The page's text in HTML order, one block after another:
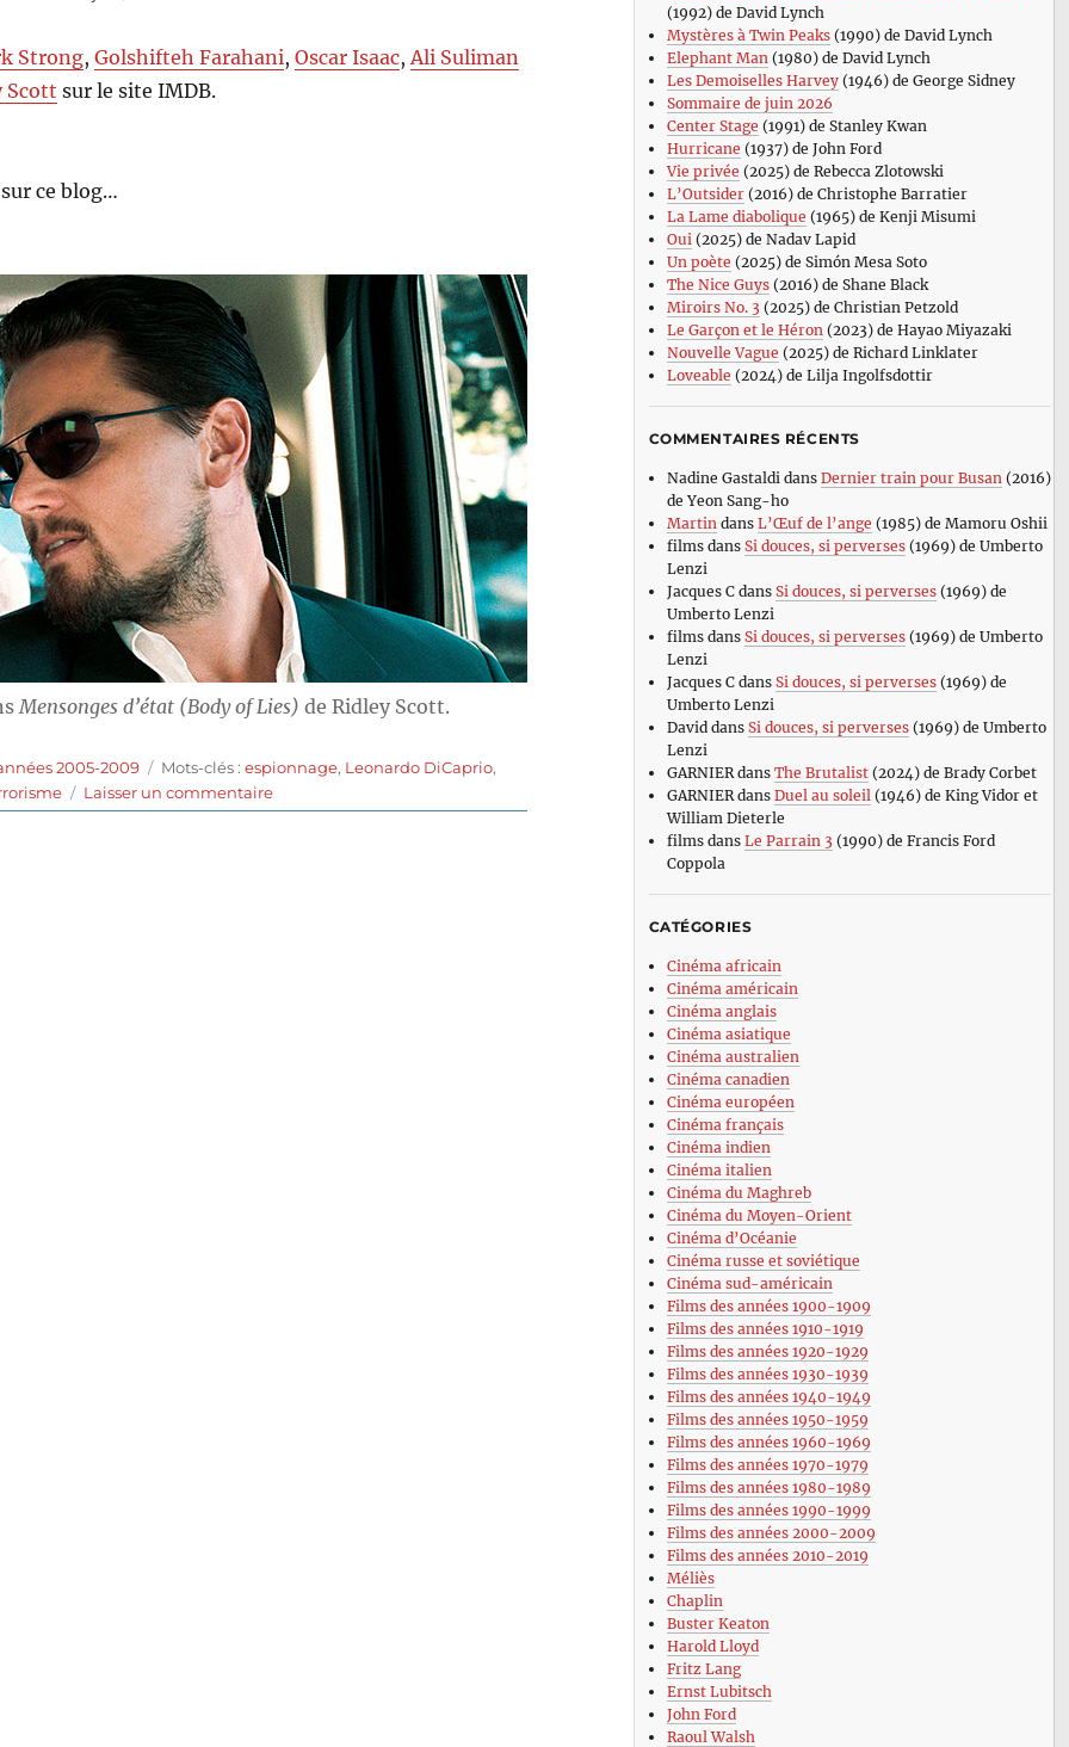
Strong,Golshifteh Farahani,Oscar Isaac, Ali Suliman
Scott sur le site IMDB.
ce blog…
Mensonges d’état (Body of Lies) de Ridley Scott.
2005-2009 Étiquettes
Mots-clés :espionnage, Leonardo DiCaprio,
Laisser un commentairesur
Mensonges
(1992) de David Lynch
Mystères à Twin Peaks(1990) de David Lynch
Elephant Man(1980) de David Lynch
Les Demoiselles Harvey(1946) de George Sidney
Sommaire de juin 2026
Center Stage (1991) de Stanley Kwan
Hurricane (1937) de John Ford
Vie privée (2025) de Rebecca Zlotowski
L’Outsider(2016) de Christophe Barratier
La Lame diabolique (1965) de Kenji Misumi
Oui(2025) de Nadav Lapid
Un poète (2025) de Simón Mesa Soto
The Nice Guys(2016) de Shane Black
Miroirs No. 3 (2025) de Christian Petzold
Le Garçon et le Héron(2023) de Hayao Miyazaki
Nouvelle Vague (2025) de Richard Linklater
Loveable (2024) de Lilja Ingolfsdottir
COMMENTAIRES RÉCENTS
Nadine Gastaldi dans Dernier train pour Busan (2016)
de Yeon Sang-ho
Martin dans L’Œuf de l’ange (1985) de Mamoru Oshii
filmsdans Si douces, si perverses(1969) de Umberto
Lenzi
Jacques Cdans Si douces, si perverses(1969) de
Umberto Lenzi
filmsdans Si douces, si perverses(1969) de Umberto
Lenzi
Jacques Cdans Si douces, si perverses(1969) de
Umberto Lenzi
David dans Si douces, si perverses(1969) de Umberto
Lenzi
GARNIERdans The Brutalist(2024) de Brady Corbet
GARNIERdans Duel au soleil (1946) de King Vidor et
William Dieterle
filmsdans Le Parrain 3 (1990) de Francis Ford
Coppola
CATÉGORIES
Cinéma africain
Cinéma américain
Cinéma anglais
Cinéma asiatique
Cinéma australien
Cinéma canadien
Cinéma européen
Cinéma français
Cinéma indien
Cinéma italien
Cinéma du Maghreb
Cinéma du Moyen-Orient
Cinéma d’Océanie
Cinéma russe et soviétique
Cinéma sud-américain
Films des années 1900-1909
Films des années 1910-1919
Films des années 1920-1929
Films des années 1930-1939
Films des années 1940-1949
Films des années 1950-1959
Films des années 1960-1969
Films des années 1970-1979
Films des années 1980-1989
Films des années 1990-1999
Films des années 2000-2009
Films des années 2010-2019
Méliès
Chaplin
Buster Keaton
Harold Lloyd
Fritz Lang
Ernst Lubitsch
John Ford
Raoul Walsh